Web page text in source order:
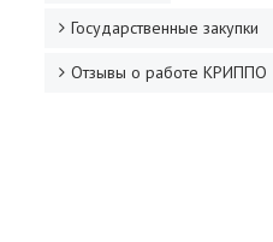
Государственные закупки
Отзывы о работе КРИППО